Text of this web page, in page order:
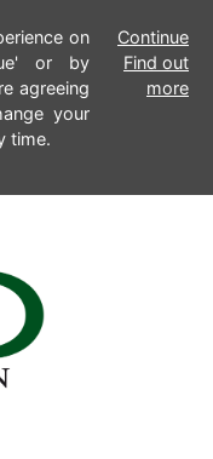
on
or by
agreeing
your
time.
Continue
Find out
more